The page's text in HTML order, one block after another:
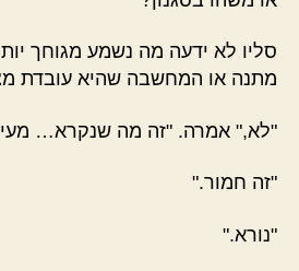
סליו לא ידעה מה נשמע מגוחך
מתנה או המחשבה שהיא עובדת
"לא," אמרה. "זה מה שנקרא…
"זה חמור."
"נורא."